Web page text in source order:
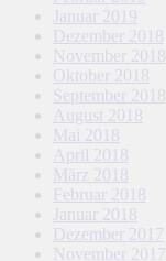
Januar 2019
Dezember 2018
November 2018
Oktober 2018
September 2018
August 2018
Mai 2018
April 2018
März 2018
Februar 2018
Januar 2018
Dezember 2017
November 2017